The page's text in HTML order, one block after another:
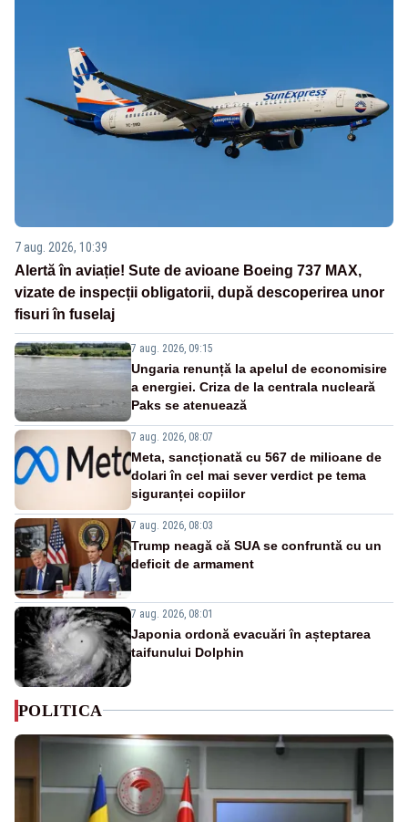
7 aug. 2026, 10:39
Alertă în aviație! Sute de avioane Boeing 737 MAX,
vizate de inspecții obligatorii, după descoperirea unor
fisuri în fuselaj
7 aug. 2026, 09:15
Ungaria renunță la apelul de economisire
a energiei. Criza de la centrala nucleară
Paks se atenuează
7 aug. 2026, 08:07
Meta, sancționată cu 567 de milioane de
dolari în cel mai sever verdict pe tema
siguranței copiilor
7 aug. 2026, 08:03
Trump neagă că SUA se confruntă cu un
deficit de armament
7 aug. 2026, 08:01
Japonia ordonă evacuări în așteptarea
taifunului Dolphin
POLITICA